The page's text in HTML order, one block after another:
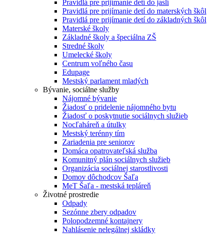
Pravidlá pre prijímanie detí do jaslí
Pravidlá pre prijímanie detí do materských škôl
Pravidlá pre prijímanie detí do základných škôl
Materské školy
Základné školy a špeciálna ZŠ
Stredné školy
Umelecké školy
Centrum voľného času
Edupage
Mestský parlament mladých
Bývanie, sociálne služby
Nájomné bývanie
Žiadosť o pridelenie nájomného bytu
Žiadosť o poskytnutie sociálnych služieb
Nocľaháreň a útulky
Mestský terénny tím
Zariadenia pre seniorov
Domáca opatrovateľská služba
Komunitný plán sociálnych služieb
Organizácia sociálnej starostlivosti
Domov dôchodcov Šaľa
MeT Šaľa - mestská tepláreň
Životné prostredie
Odpady
Sezónne zbery odpadov
Polopodzemné kontajnery
Nahlásenie nelegálnej skládky